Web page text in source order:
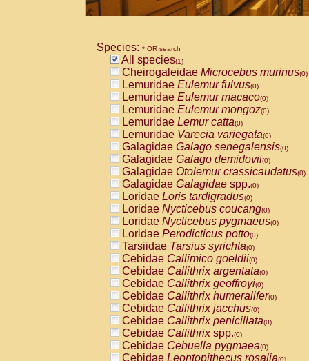
Species: * OR search
All species(1)
Cheirogaleidae Microcebus murinus(0)
Lemuridae Eulemur fulvus(0)
Lemuridae Eulemur macaco(0)
Lemuridae Eulemur mongoz(0)
Lemuridae Lemur catta(0)
Lemuridae Varecia variegata(0)
Galagidae Galago senegalensis(0)
Galagidae Galago demidovii(0)
Galagidae Otolemur crassicaudatus(0)
Galagidae Galagidae spp.(0)
Loridae Loris tardigradus(0)
Loridae Nycticebus coucang(0)
Loridae Nycticebus pygmaeus(0)
Loridae Perodicticus potto(0)
Tarsiidae Tarsius syrichta(0)
Cebidae Callimico goeldii(0)
Cebidae Callithrix argentata(0)
Cebidae Callithrix geoffroyi(0)
Cebidae Callithrix humeralifer(0)
Cebidae Callithrix jacchus(0)
Cebidae Callithrix penicillata(0)
Cebidae Callithrixspp.(0)
Cebidae Cebuella pygmaea(0)
Cebidae Leontopithecus rosalia(0)